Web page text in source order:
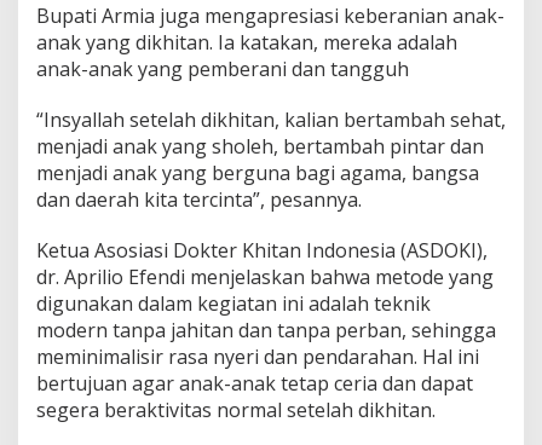
Bupati Armia juga mengapresiasi keberanian anak-
anak yang dikhitan. Ia katakan, mereka adalah
anak-anak yang pemberani dan tangguh
“Insyallah setelah dikhitan, kalian bertambah sehat,
menjadi anak yang sholeh, bertambah pintar dan
menjadi anak yang berguna bagi agama, bangsa
dan daerah kita tercinta”, pesannya.
Ketua Asosiasi Dokter Khitan Indonesia (ASDOKI),
dr. Aprilio Efendi menjelaskan bahwa metode yang
digunakan dalam kegiatan ini adalah teknik
modern tanpa jahitan dan tanpa perban, sehingga
meminimalisir rasa nyeri dan pendarahan. Hal ini
bertujuan agar anak-anak tetap ceria dan dapat
segera beraktivitas normal setelah dikhitan.